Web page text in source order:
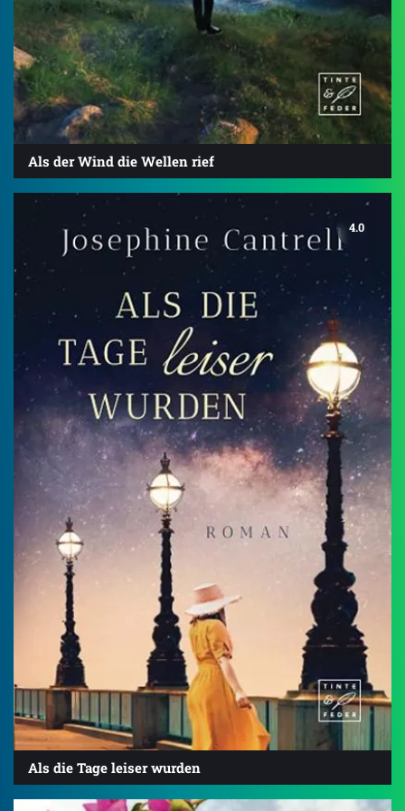
Als der Wind die Wellen rief
4.0
Als die Tage leiser wurden